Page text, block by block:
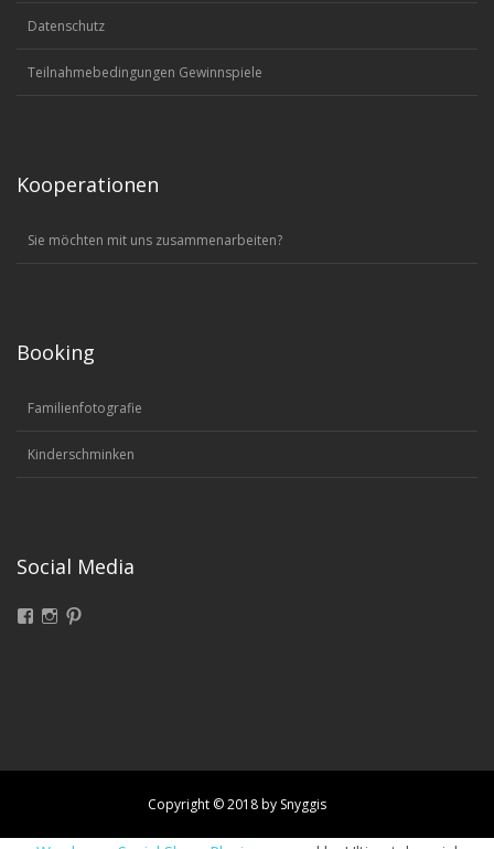
Datenschutz
Teilnahmebedingungen Gewinnspiele
Kooperationen
Sie möchten mit uns zusammenarbeiten?
Booking
Familienfotografie
Kinderschminken
Social Media
FacebookInstagram
Copyright © 2018 by Snyggis